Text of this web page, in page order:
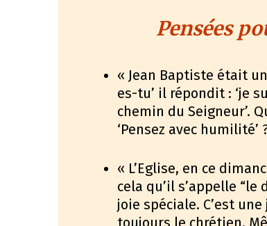
Pensées
« Jean Baptiste était
es-tu’ il répondit : ‘je
chemin du Seigneur’.
‘Pensez avec humilité’
« L’Eglise, en ce
cela qu’il s’appelle
joie spéciale. C’est
toujours le chrétien.